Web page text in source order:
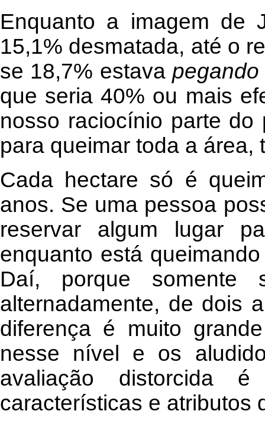
Enquanto a imagem de
15,1% desmatada, até o
se 18,7% estava
que seria 40% ou mais
nosso raciocínio parte
para queimar toda a área,
Cada hectare só é
anos. Se uma pessoa
reservar algum lugar
enquanto está
Daí, porque somente
alternadamente, de dois
diferença é muito
nesse nível e os
avaliação distorcida
características e atributos